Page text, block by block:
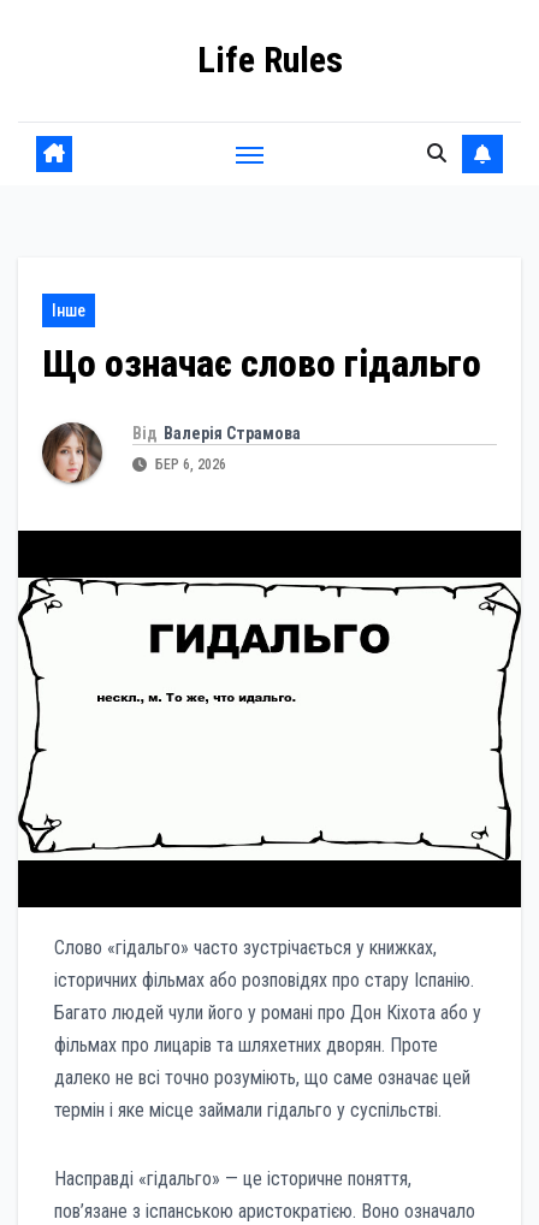
Life Rules
Інше
Що означає слово гідальго
Від Валерія Страмова
БЕР 6, 2026
Слово «гідальго» часто зустрічається у книжках,
історичних фільмах або розповідях про стару Іспанію.
Багато людей чули його у романі про Дон Кіхота або у
фільмах про лицарів та шляхетних дворян. Проте
далеко не всі точно розуміють, що саме означає цей
термін і яке місце займали гідальго у суспільстві.
Насправді «гідальго» — це історичне поняття,
пов’язане з іспанською аристократією. Воно означало